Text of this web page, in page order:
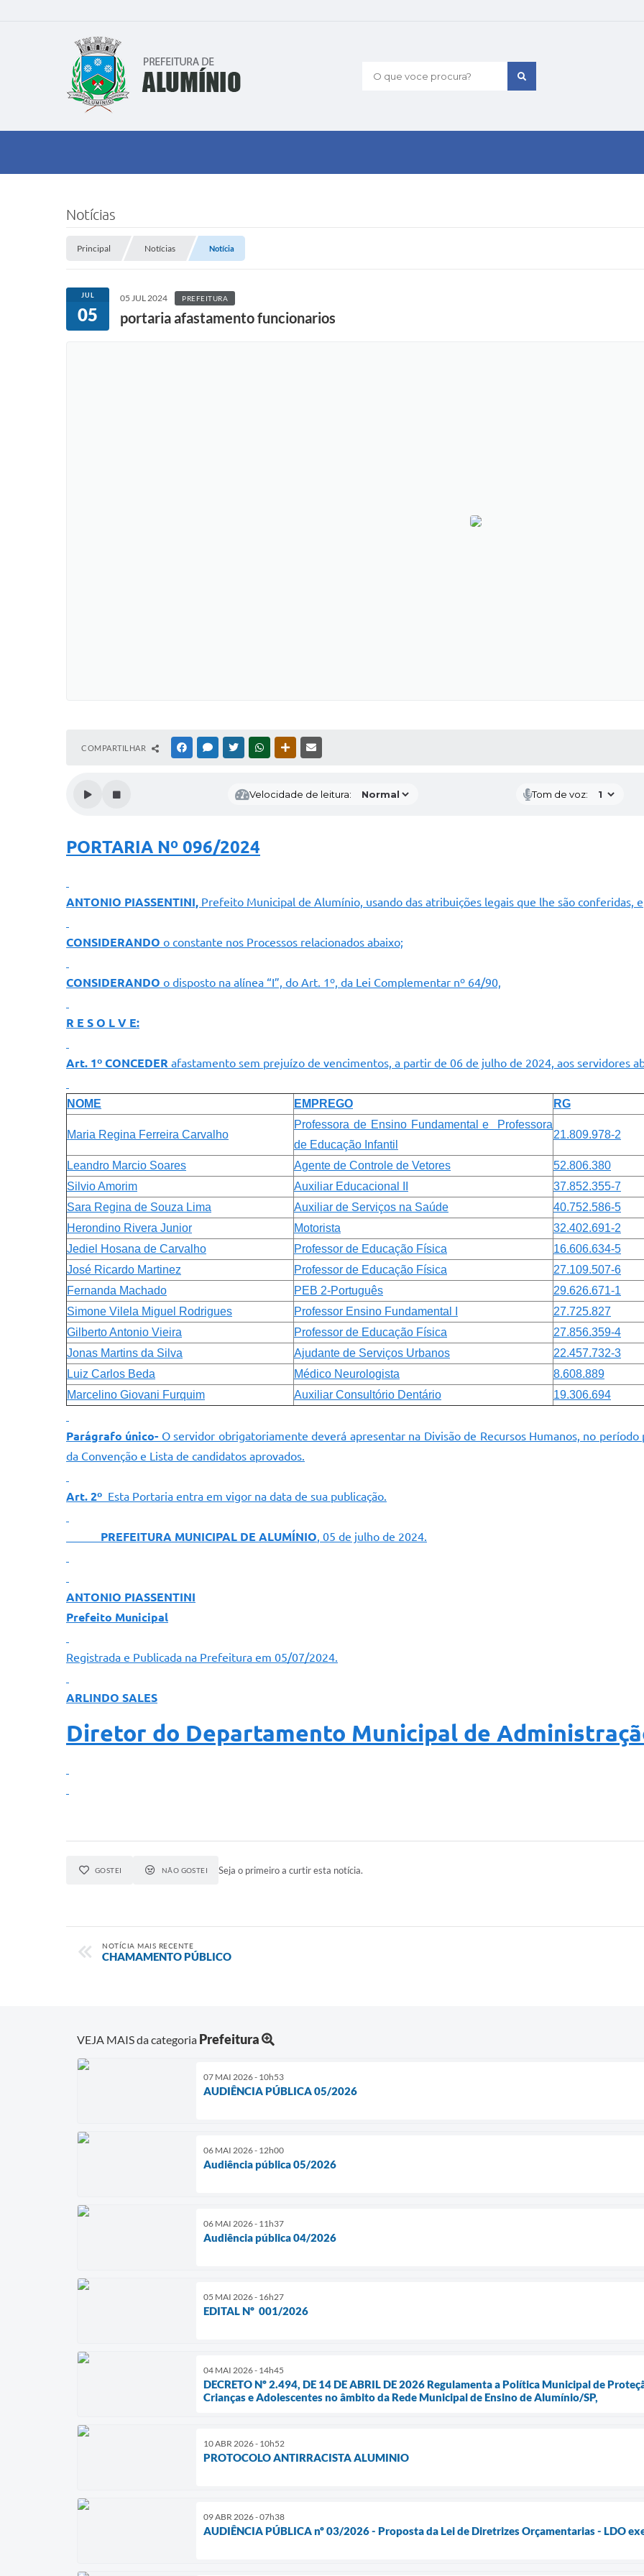
O que voce procura?
Notícias
Principal Notícias Notícia
JUL
05
05 JUL 2024 PREFEITURA
portaria afastamento funcionarios
COMPARTILHAR FACEBOOKMESSENGER
TWITTERWHATSAPPOUTRAS MÍDIAS
Velocidade de leitura: Tom de voz:
PORTARIA Nº 096/2024
ANTONIO PIASSENTINI, Prefeito Municipal de Alumínio, usando das atribuições legais que lhe são conferidas, e
CONSIDERANDO o constante nos Processos relacionados abaixo;
CONSIDERANDO o disposto na alínea “I”, do Art. 1º, da Lei Complementar nº 64/90,
R E S O L V E:
Art. 1º CONCEDER afastamento sem prejuízo de vencimentos, a partir de 06 de julho de 2024, aos servidores
NOME EMPREGO RG
Maria Regina Ferreira Carvalho
Professora de Ensino Fundamental e Professora
de Educação Infantil
21.809.978-2
Leandro Marcio Soares Agente de Controle de Vetores
52.806.380
Silvio Amorim
Auxiliar Educacional II
37.852.355-7
Sara Regina de Souza Lima
Auxiliar de Serviços na Saúde
40.752.586-5
Herondino Rivera Junior
Motorista
32.402.691-2
Jediel Hosana de Carvalho
Professor de Educação Física
16.606.634-5
José Ricardo Martinez
Professor de Educação Física
27.109.507-6
Fernanda Machado
PEB 2-Português
29.626.671-1
Simone Vilela Miguel Rodrigues
Professor Ensino Fundamental I
27.725.827
Gilberto Antonio Vieira
Professor de Educação Física
27.856.359-4
Jonas Martins da Silva
Ajudante de Serviços Urbanos
22.457.732-3
Luiz Carlos Beda
Médico Neurologista
8.608.889
Marcelino Giovani Furquim
Auxiliar Consultório Dentário 19.306.694
Parágrafo único- O servidor obrigatoriamente deverá apresentar na Divisão de Recursos Humanos, no
da Convenção e Lista de candidatos aprovados.
Art. 2º Esta Portaria entra em vigor na data de sua publicação.
PREFEITURA MUNICIPAL DE ALUMÍNIO, 05 de julho de 2024.
ANTONIO PIASSENTINI
Prefeito Municipal
Registrada e Publicada na Prefeitura em 05/07/2024.
ARLINDO SALES
Diretor do Departamento Municipal de
GOSTEI NÃO GOSTEI Seja o primeiro a curtir esta notícia.
NOTÍCIA MAIS RECENTE
CHAMAMENTO PÚBLICO
VEJA MAIS da categoria Prefeitura
07 MAI 2026 - 10h53
AUDIÊNCIA PÚBLICA 05/2026
06 MAI 2026 - 12h00
Audiência pública 05/2026
06 MAI 2026 - 11h37
Audiência pública 04/2026
05 MAI 2026 - 16h27
EDITAL Nº 001/2026
04 MAI 2026 - 14h45
DECRETO Nº 2.494, DE 14 DE ABRIL DE 2026 Regulamenta a Política Municipal de
Crianças e Adolescentes no âmbito da Rede Municipal de Ensino de Alumínio/SP,
10 ABR 2026 - 10h52
PROTOCOLO ANTIRRACISTA ALUMINIO
09 ABR 2026 - 07h38
AUDIÊNCIA PÚBLICA nº 03/2026 - Proposta da Lei de Diretrizes Orçamentarias - LDO